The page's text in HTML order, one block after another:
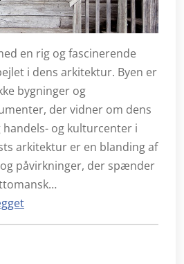
en rig og fascinerende
i dens arkitektur. Byen er
bygninger og
der vidner om dens
og kulturcenter i
arkitektur er en blanding af
påvirkninger, der spænder